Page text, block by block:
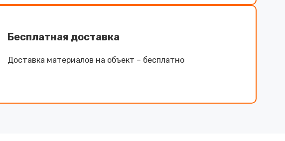
Бесплатная доставка
Доставка материалов на объект – бесплатно